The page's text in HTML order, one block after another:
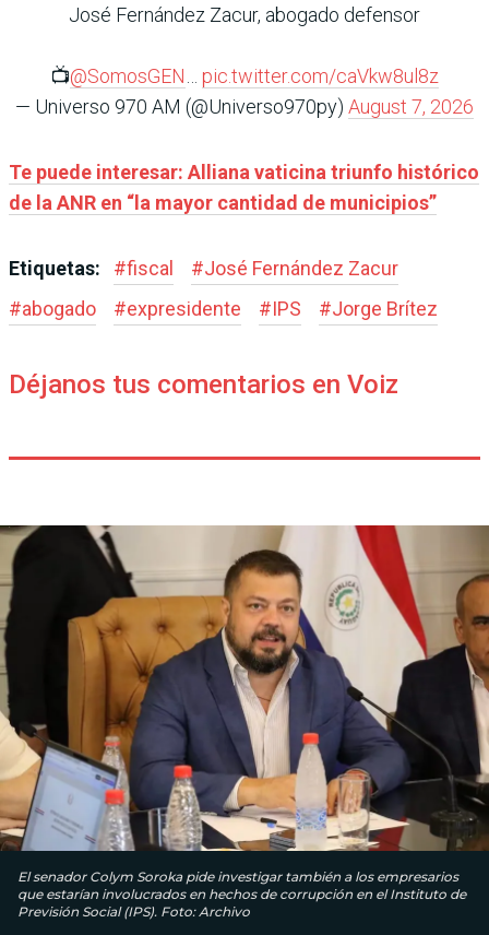
José Fernández Zacur, abogado defensor
📺@SomosGEN
pic.twitter.com/caVkw8ul8z
— Universo 970 AM (@Universo970py) August 7, 2026
Te puede interesar: Alliana vaticina triunfo histórico
de la ANR en “la mayor cantidad de municipios”
Etiquetas: #fiscal #José Fernández Zacur
#abogado #expresidente #IPS #Jorge Brítez
Déjanos tus comentarios en Voiz
El senador Colym Soroka pide investigar también a los empresarios
que estarían involucrados en hechos de corrupción en el Instituto de
Previsión Social (IPS). Foto: Archivo